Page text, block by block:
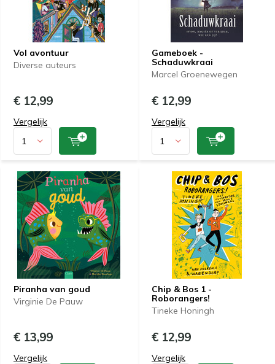
Vol avontuur
Diverse auteurs
€ 12,99
Vergelijk
Gameboek -
Schaduwkraai
Marcel Groenewegen
€ 12,99
Vergelijk
Piranha van goud
Virginie De Pauw
€ 13,99
Vergelijk
Chip & Bos 1 -
Roborangers!
Tineke Honingh
€ 12,99
Vergelijk